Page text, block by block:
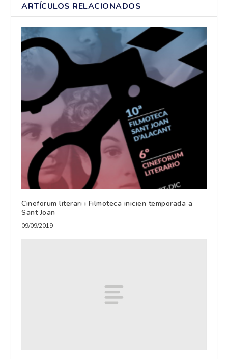
ARTÍCULOS RELACIONADOS
Cineforum literari i Filmoteca inicien temporada a
Sant Joan
09/09/2019